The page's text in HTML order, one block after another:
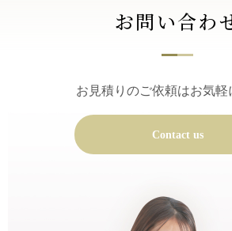
お問い合わ
お見積りのご依頼はお気軽
Contact us